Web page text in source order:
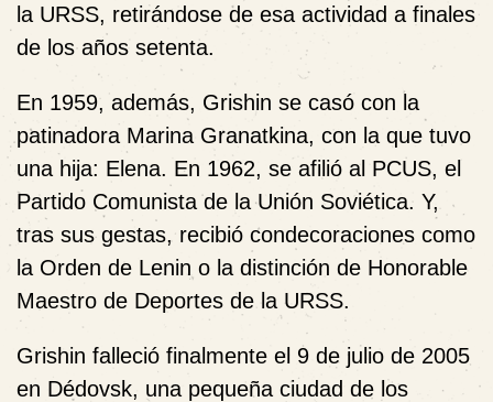
la URSS, retirándose de esa actividad a finales
de los años setenta.
En 1959, además, Grishin se casó con la
patinadora Marina Granatkina, con la que tuvo
una hija: Elena. En 1962, se afilió al PCUS, el
Partido Comunista de la Unión Soviética. Y,
tras sus gestas, recibió condecoraciones como
la Orden de Lenin o la distinción de Honorable
Maestro de Deportes de la URSS.
Grishin falleció finalmente el 9 de julio de 2005
en Dédovsk, una pequeña ciudad de los